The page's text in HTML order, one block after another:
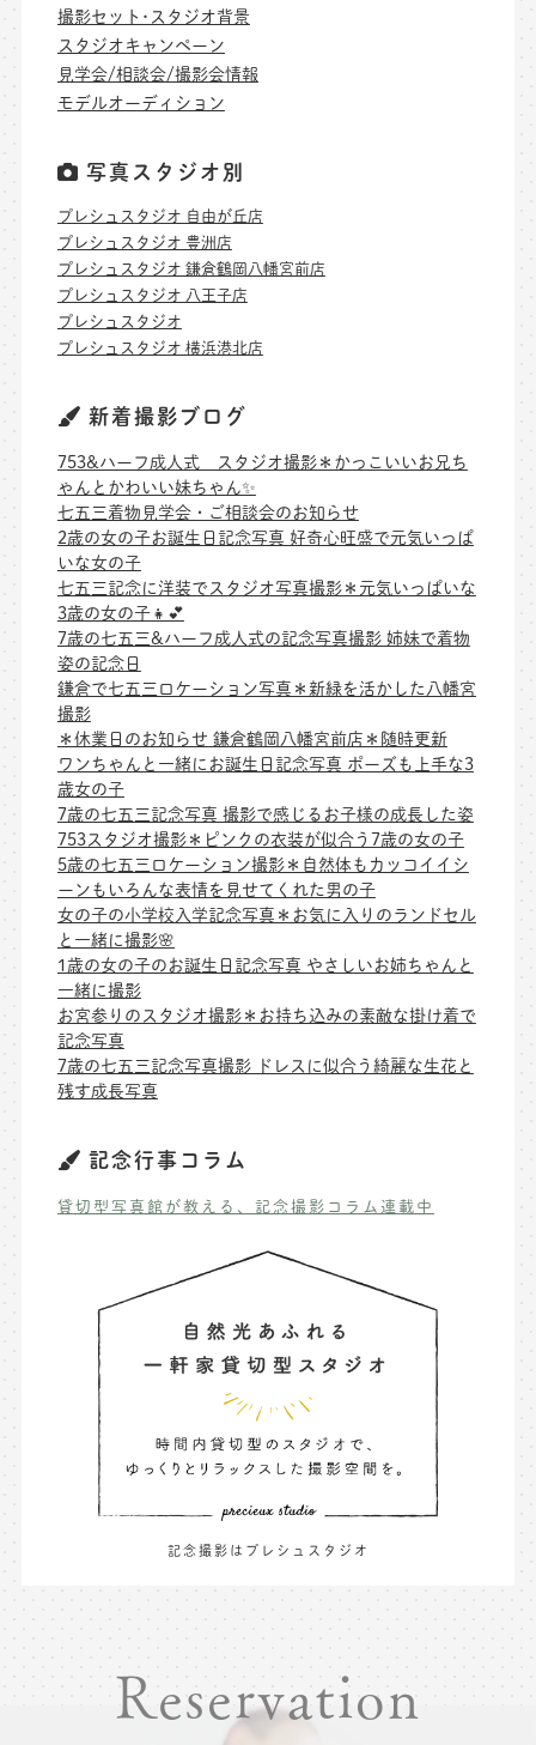
撮影セット･スタジオ背景
スタジオキャンペーン
見学会/相談会/撮影会情報
モデルオーディション
写真スタジオ別
プレシュスタジオ 自由が丘店
プレシュスタジオ 豊洲店
プレシュスタジオ 鎌倉鶴岡八幡宮前店
プレシュスタジオ 八王子店
プレシュスタジオ
プレシュスタジオ 横浜港北店
新着撮影ブログ
753&ハーフ成人式 スタジオ撮影＊かっこいいお兄ち
ゃんとかわいい妹ちゃん✨
七五三着物見学会・ご相談会のお知らせ
2歳の女の子お誕生日記念写真 好奇心旺盛で元気いっぱ
いな女の子
七五三記念に洋装でスタジオ写真撮影＊元気いっぱいな
3歳の女の子👧💕
7歳の七五三&ハーフ成人式の記念写真撮影 姉妹で着物
姿の記念日
鎌倉で七五三ロケーション写真＊新緑を活かした八幡宮
撮影
＊休業日のお知らせ 鎌倉鶴岡八幡宮前店＊随時更新
ワンちゃんと一緒にお誕生日記念写真 ポーズも上手な3
歳女の子
7歳の七五三記念写真 撮影で感じるお子様の成長した姿
753スタジオ撮影＊ピンクの衣装が似合う7歳の女の子
5歳の七五三ロケーション撮影＊自然体もカッコイイシ
ーンもいろんな表情を見せてくれた男の子
女の子の小学校入学記念写真＊お気に入りのランドセル
と一緒に撮影🌸
1歳の女の子のお誕生日記念写真 やさしいお姉ちゃんと
一緒に撮影
お宮参りのスタジオ撮影＊お持ち込みの素敵な掛け着で
記念写真
7歳の七五三記念写真撮影 ドレスに似合う綺麗な生花と
残す成長写真
記念行事コラム
貸切型写真館が教える、記念撮影コラム連載中
記念撮影はプレシュスタジオ
Reservation